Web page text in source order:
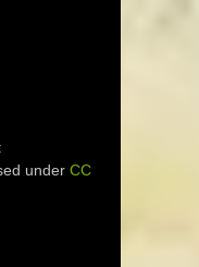
under CC